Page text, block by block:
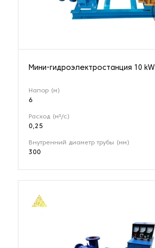
Мини-гидроэлектростанция 10 kW
Напор (м)
6
Расход (м³/с)
0,25
Внутренний диаметр трубы (мм)
300